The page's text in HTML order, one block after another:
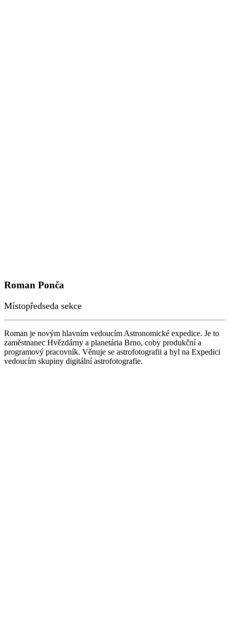
Roman Ponča
Místopředseda sekce
Roman je novým hlavním vedoucím Astronomické expedice. Je to
zaměstnanec Hvězdárny a planetária Brno, coby produkční a
programový pracovník. Věnuje se astrofotografii a byl na Expedici
vedoucím skupiny digitální astrofotografie.